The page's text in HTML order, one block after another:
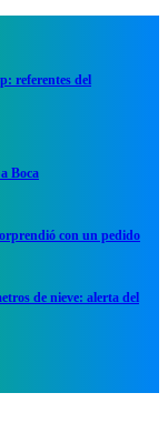
referentes del
Boca
con un pedido
de nieve: alerta del